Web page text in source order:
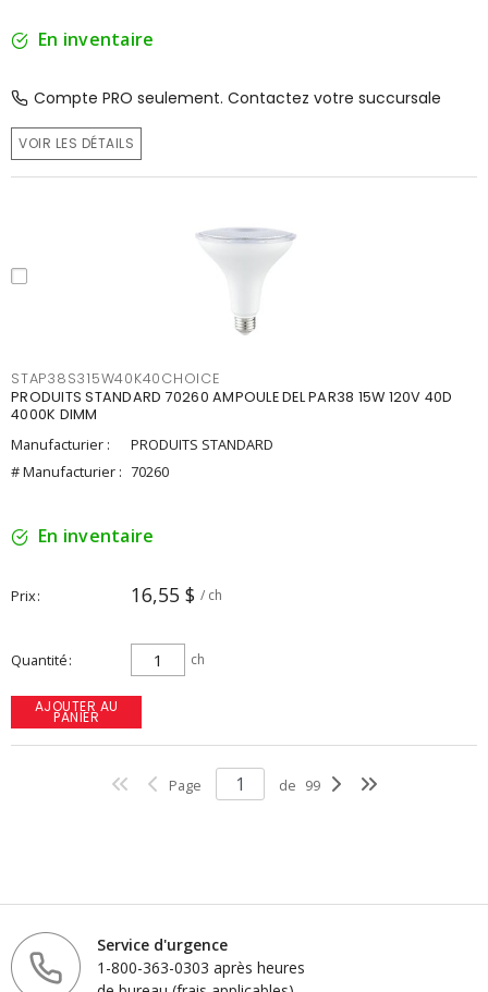
En inventaire
Compte PRO seulement. Contactez votre succursale
VOIR LES DÉTAILS
STAP38S315W40K40CHOICE
PRODUITS STANDARD 70260 AMPOULE DEL PAR38 15W 120V 40D
4000K DIMM
Manufacturier :
PRODUITS STANDARD
# Manufacturier : 70260
En inventaire
Prix 16,55 $ / ch
Quantité ch
AJOUTER AU
PANIER
Page de 99
Service d'urgence
1-800-363-0303 après heures